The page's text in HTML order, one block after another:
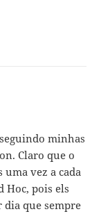
minhas
Claro que o
vez a cada
Hoc, pois els
que sempre